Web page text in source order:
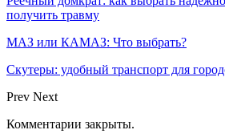
получить травму
МАЗ или КАМАЗ: Что выбрать?
Скутеры: удобный транспорт для
Prev Next
Комментарии закрыты.